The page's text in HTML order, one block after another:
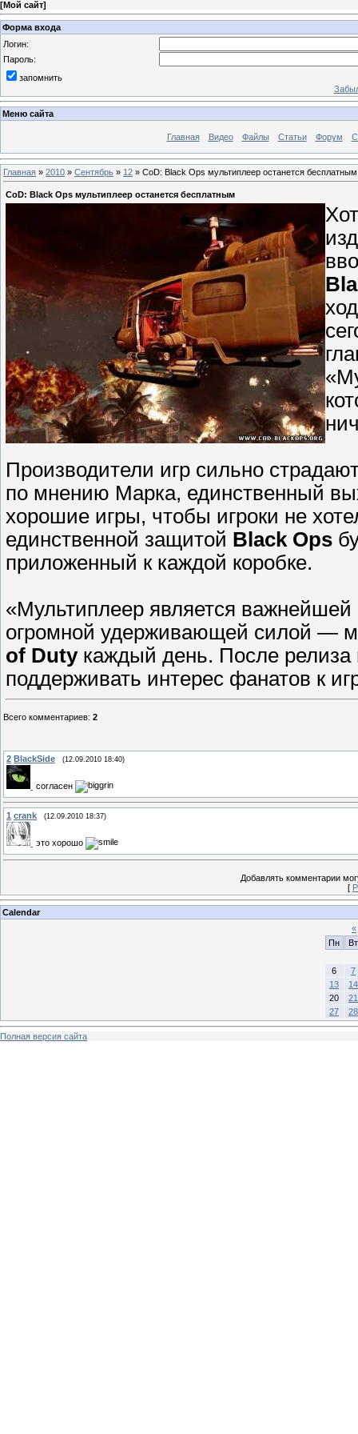
[Мой сайт]
Форма входа
Логин:
Пароль:
запомнить
Меню сайта
Главная Видео Файлы Статьи Форум
Главная » 2010 » Сентябрь » 12 » CoD: Black Ops мультиплеер останется бесплатным
CoD: Black Ops мультиплеер останется бесплатным
Производители игр сильно
по мнению Марка, единственный
хорошие игры, чтобы игроки не
единственной защитой Black Ops
приложенный к каждой коробке.
«Мультиплеер является
огромной удерживающей силой —
of Dutyкаждый день. После
поддерживать интерес фанатов к
Всего комментариев: 2
2 BlackSide (12.09.2010 18:40)
согласен
1 crank (12.09.2010 18:37)
это хорошо
Добавлять комментарии
[
Calendar
«
Пн
Вт
6
7
13
14
20
21
27
28
Полная версия сайта